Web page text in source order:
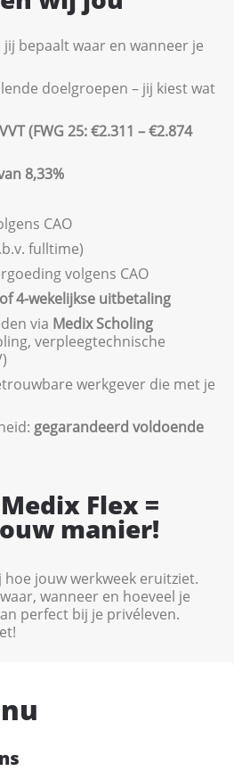
jij bepaalt waar en wanneer je
doelgroepen – jij kiest wat
(FWG 25: €2.311 – €2.874
8,33%
CAO
fulltime)
volgens CAO
4-wekelijkse uitbetaling
via MedixScholing
verpleegtechnische
werkgever die met je
gegarandeerd voldoende
Flex =
manier!
hoe jouw werkweek eruitziet.
wanneer en hoeveel je
perfect bij je privéleven.